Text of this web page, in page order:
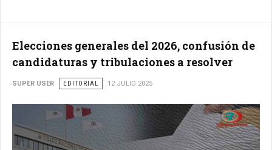
Elecciones generales del 2026, confusión de
candidaturas y tribulaciones a resolver
SUPER USER EDITORIAL 12 JULIO 2025